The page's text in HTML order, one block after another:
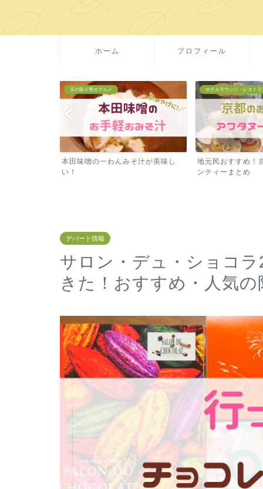
ホーム プロフィール
ホテルラウンジ・レストラン
地元民おすすめ！京都のアフタヌー
ンティーまとめ
京の取り寄せグルメ
京都・吉祥菓寮の
産に！賞味期限が
デパート情報
サロン・デュ・ショコ
きた！おすすめ・人気